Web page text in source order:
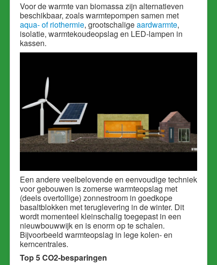
Voor de warmte van biomassa zijn alternatieven
beschikbaar, zoals warmtepompen samen met
aqua- of riothermie, grootschaligeaardwarmte,
isolatie, warmtekoudeopslag en LED-lampen in
kassen.
Een andere veelbelovende en eenvoudige techniek
voor gebouwen is zomerse warmteopslag met
(deels overtollige) zonnestroom in goedkope
basaltblokken met teruglevering in de winter. Dit
wordt momenteel kleinschalig toegepast in een
nieuwbouwwijk en is enorm op te schalen.
Bijvoorbeeld warmteopslag in lege kolen- en
kerncentrales.
Top 5 CO2-besparingen